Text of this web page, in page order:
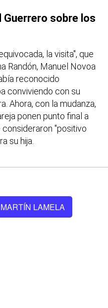
Guerrero sobre los
la visita", que
Randón, Manuel Novoa
reconocido
conviviendo con su
Ahora, con la mudanza,
ponen punto final a
"positivo
su hija.
MARTÍN LAMELA